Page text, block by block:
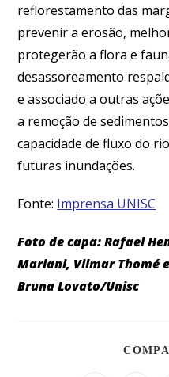
reflorestamento das
prevenir a erosão,
protegerão a flora e
desassoreamento
e associado a outras
a remoção de
capacidade de fluxo do
futuras inundações.
Fonte: Imprensa UNISC
Foto de capa: Rafael
Mariani, Vilmar Thomé
Bruna Lovato/Unisc